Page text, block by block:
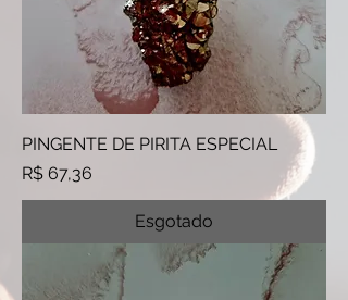
PINGENTE DE PIRITA ESPECIAL
Preço
R$ 67,36
Esgotado